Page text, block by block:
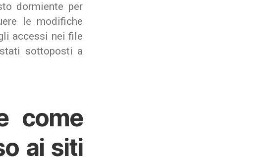
dormiente per
le modifiche
accessi nei file
sottoposti a
come
ai siti